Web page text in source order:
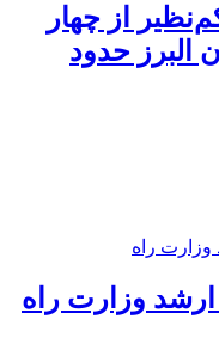
از چهار
البرز حدود
ارشد وزارت راه